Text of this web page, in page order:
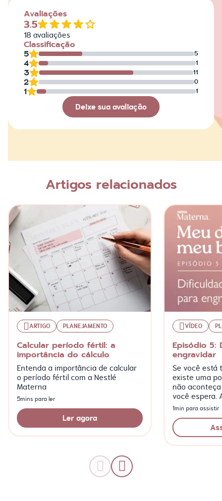
Avaliações
3.5
18avaliações
Classificação
5 5
4 1
3 11
2 0
1 1
Deixe sua avaliação
Avaliação
Escreva a sua opinião
Artigos relacionados
ARTIGO PLANEJAMENTO
Calcular período fértil: a
importância do cálculo
Entenda a importância de calcular
o período fértil com a Nestlé
Materna
5mins para ler
Ler agora
VÍDEO
Episódio 5:
engravidar
Se você
existe uma
não
você espera.
episódio da
Meu Bebê”!
1min para assistir